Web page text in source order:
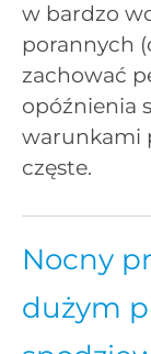
w bardzo
porannych
zachować
opóźnienia
warunkami
częste.
Nocny
dużym